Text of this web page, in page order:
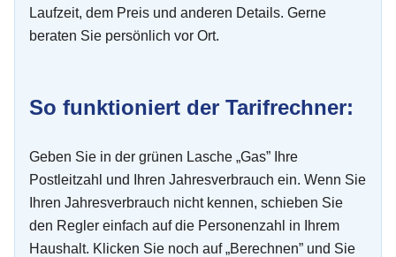
Laufzeit, dem Preis und anderen Details. Gerne
beraten Sie persönlich vor Ort.
So funktioniert der Tarifrechner:
Geben Sie in der grünen Lasche „Gas” Ihre
Postleitzahl und Ihren Jahresverbrauch ein. Wenn Sie
Ihren Jahresverbrauch nicht kennen, schieben Sie
den Regler einfach auf die Personenzahl in Ihrem
Haushalt. Klicken Sie noch auf „Berechnen” und Sie